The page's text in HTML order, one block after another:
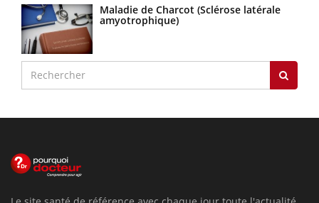
Maladie de Charcot (Sclérose latérale
amyotrophique)